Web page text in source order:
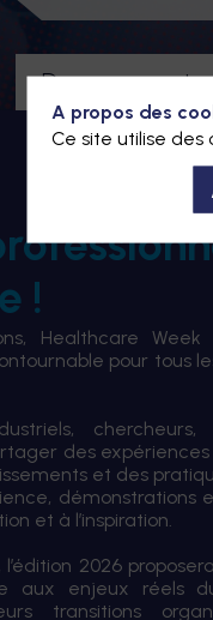
Devenez
!
Healthcare Week
pour tous
des
et des
démonstrations
et à l’inspiration.
2026
aux enjeux réels
transitions
A propos des
Ce site utilise des